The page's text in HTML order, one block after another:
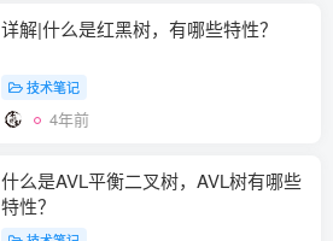
详解|什么是红黑树，有哪些特性？
技术笔记
4年前
什么是AVL平衡二叉树，AVL树有哪些
特性？